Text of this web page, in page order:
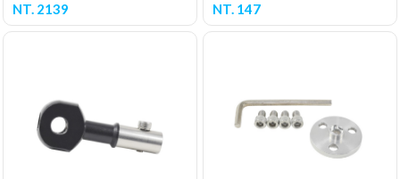
NT. 2139 NT. 147